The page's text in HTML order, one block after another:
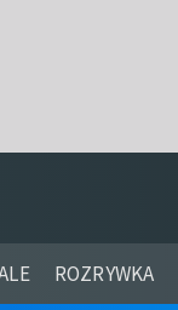
ROZRYWKA